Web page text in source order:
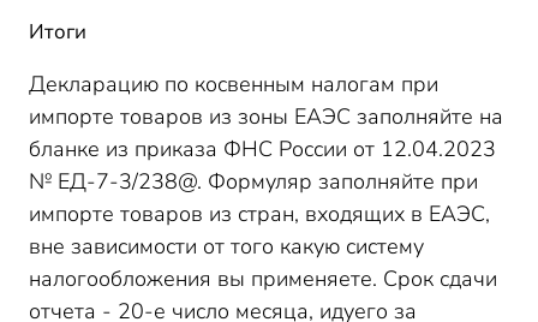
Итоги
Декларацию по косвенным налогам при
импорте товаров из зоны ЕАЭС заполняйте на
бланке из приказа ФНС России от 12.04.2023
№ ЕД-7-3/238@. Формуляр заполняйте при
импорте товаров из стран, входящих в ЕАЭС,
вне зависимости от того какую систему
налогообложения вы применяете. Срок сдачи
отчета - 20-е число месяца, идуего за